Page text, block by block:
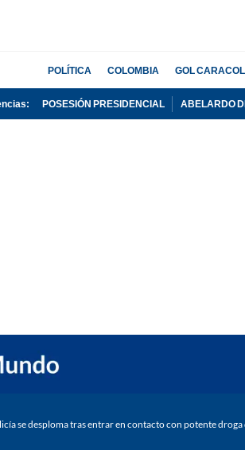
POLÍTICA COLOMBIA GOL CARACOL
POSESIÓN PRESIDENCIAL ABELARDO
se desploma tras entrar en contacto con potente